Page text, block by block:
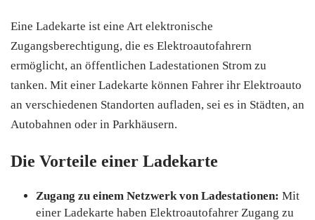
Eine Ladekarte ist eine Art elektronische
Zugangsberechtigung, die es Elektroautofahrern
ermöglicht, an öffentlichen Ladestationen Strom zu
tanken. Mit einer Ladekarte können Fahrer ihr Elektroauto
an verschiedenen Standorten aufladen, sei es in Städten, an
Autobahnen oder in Parkhäusern.
Die Vorteile einer Ladekarte
Zugang zu einem Netzwerk von Ladestationen: Mit
einer Ladekarte haben Elektroautofahrer Zugang zu